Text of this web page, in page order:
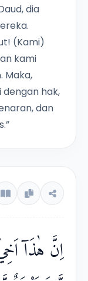
dia
(Kami)
kami
Maka,
hak,
dan
اِنَّ هٰذَآ